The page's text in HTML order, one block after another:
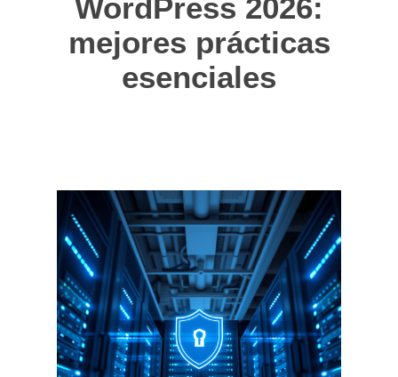
WordPress 2026:
mejores prácticas
esenciales